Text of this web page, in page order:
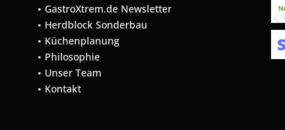
GastroXtrem.de Newsletter
Herdblock Sonderbau
Küchenplanung
Philosophie
Unser Team
Kontakt